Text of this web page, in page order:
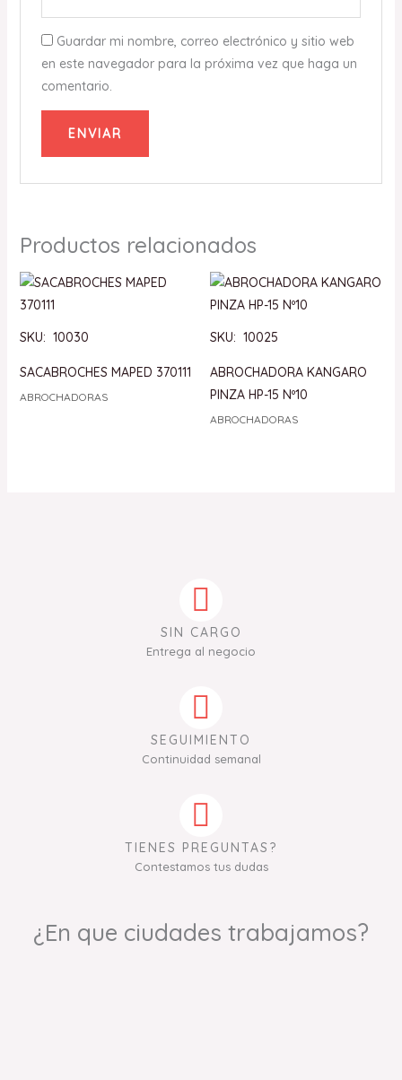
Guardar mi nombre, correo electrónico y sitio web
en este navegador para la próxima vez que haga un
comentario.
Productos relacionados
SKU: 10030
SACABROCHES MAPED 370111
ABROCHADORAS
SKU: 10025
ABROCHADORA KANGARO
PINZA HP-15 Nº10
ABROCHADORAS
SIN CARGO
Entrega al negocio
SEGUIMIENTO
Continuidad semanal
TIENES PREGUNTAS?
Contestamos tus dudas
¿En que ciudades trabajamos?